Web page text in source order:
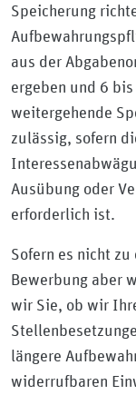
Speicherung
aus der
ergeben und 6
weitergehende
zulässig, sofern
Ausübung oder
erforderlich ist.
Sofern es nicht
Bewerbung aber
wir Sie, ob wir
längere
widerrufbaren